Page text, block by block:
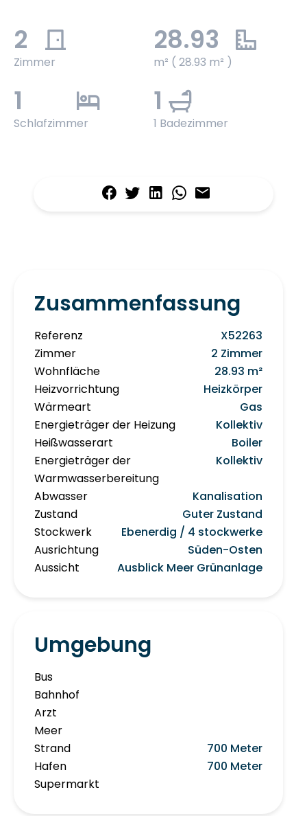
2
Zimmer
28.93
m² ( 28.93 m² )
1
Schlafzimmer
1
1 Badezimmer
Zusammenfassung
Referenz
X52263
Zimmer
2 Zimmer
Wohnfläche
28.93 m²
Heizvorrichtung
Heizkörper
Wärmeart
Gas
Energieträger der Heizung
Kollektiv
Heißwasserart
Boiler
Energieträger der
Warmwasserbereitung
Kollektiv
Abwasser
Kanalisation
Zustand
Guter Zustand
Stockwerk
Ebenerdig / 4 stockwerke
Ausrichtung
Süden-Osten
Aussicht
Ausblick Meer Grünanlage
Umgebung
Bus
Bahnhof
Arzt
Meer
Strand
700 Meter
Hafen
700 Meter
Supermarkt